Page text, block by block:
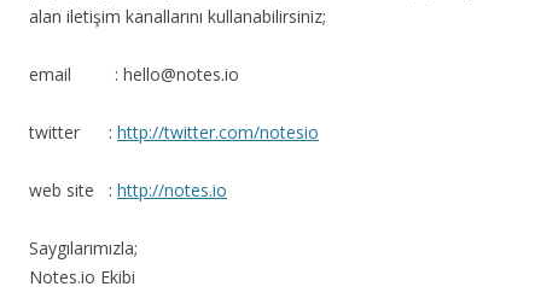
alan iletişim kanallarını kullanabilirsiniz;
email : hello@notes.io
twitter : http://twitter.com/notesio
web site : http://notes.io
Saygılarımızla;
Notes.io Ekibi